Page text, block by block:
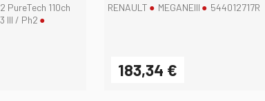
PureTech 110ch
III / Ph2
RENAULT MEGANEIII 544012717R
183,34 €